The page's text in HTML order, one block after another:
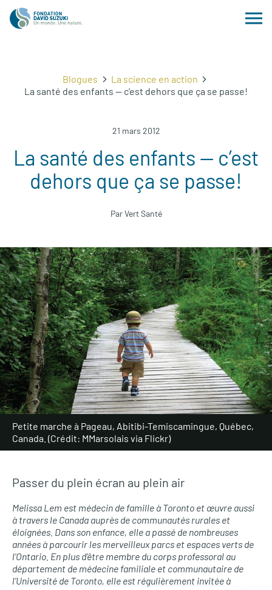
Blogues
La science en action
La santé des enfants — c'est dehors que ça se passe!
21 mars 2012
La santé des enfants — c’est
dehors que ça se passe!
Par Vert Santé
Petite marche à Pageau, Abitibi-Temiscamingue, Québec,
Canada. (Crédit: MMarsolais via Flickr)
Passer du plein écran au plein air
Melissa Lem est médecin de famille à Toronto et œuvre aussi
à travers le Canada auprès de communautés rurales et
éloignées. Dans son enfance, elle a passé de nombreuses
années à parcourir les merveilleux parcs et espaces verts de
l’Ontario. En plus d’être membre du corps professoral au
département de médecine familiale et communautaire de
l’Université de Toronto, elle est régulièrement invitée à